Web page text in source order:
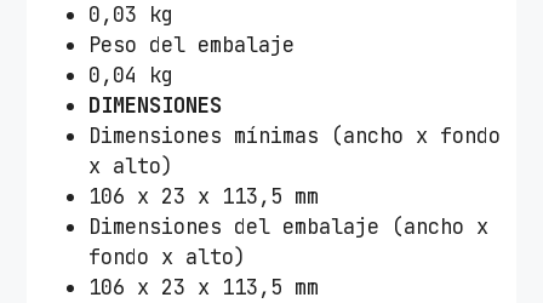
0,03 kg
Peso del embalaje
0,04 kg
DIMENSIONES
Dimensiones mínimas (ancho x fondo
x alto)
106 x 23 x 113,5 mm
Dimensiones del embalaje (ancho x
fondo x alto)
106 x 23 x 113,5 mm